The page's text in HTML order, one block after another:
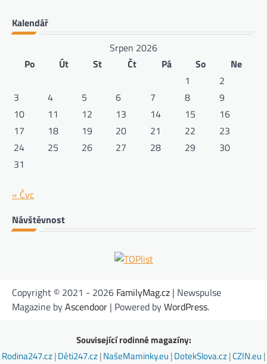
Kalendář
Srpen 2026
Po
Út St Čt Pá So
Ne
1
2
3
4 5 6 7 8
9
10
11 12 13 14 15
16
17
18 19 20 21 22
23
24
25 26 27 28 29
30
31
« Čvc
Návštěvnost
Copyright © 2021 - 2026 FamilyMag.cz | Newspulse
Magazine byAscendoor | Powered byWordPress.
Související rodinné magazíny:
Rodina247.cz|Děti247.cz|NašeMaminky.eu |DotekSlova.cz|CZIN.eu |